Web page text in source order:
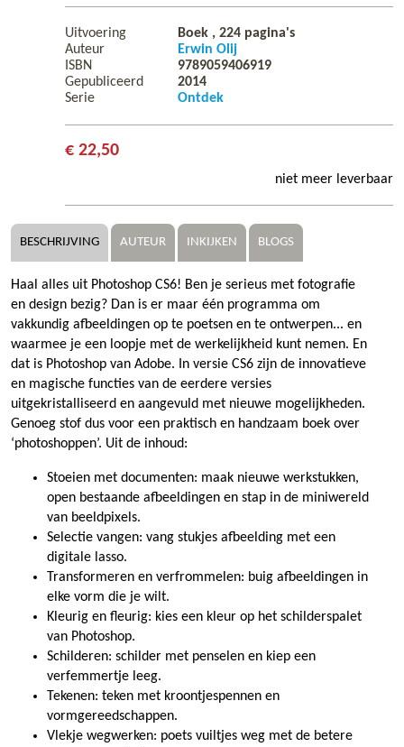
Uitvoering Boek , 224 pagina's
Auteur
Erwin Olij
ISBN
9789059406919
Gepubliceerd
2014
Serie
Ontdek
€ 22,50
niet meer leverbaar
BESCHRIJVING AUTEUR INKIJKEN BLOGS
Haal alles uit Photoshop CS6! Ben je serieus met fotografie
en design bezig? Dan is er maar één programma om
vakkundig afbeeldingen op te poetsen en te ontwerpen... en
waarmee je een loopje met de werkelijkheid kunt nemen. En
dat is Photoshop van Adobe. In versie CS6 zijn de innovatieve
en magische functies van de eerdere versies
uitgekristalliseerd en aangevuld met nieuwe mogelijkheden.
Genoeg stof dus voor een praktisch en handzaam boek over
‘photoshoppen’. Uit de inhoud:
Stoeien met documenten: maak nieuwe werkstukken,
open bestaande afbeeldingen en stap in de miniwereld
van beeldpixels.
Selectie vangen: vang stukjes afbeelding met een
digitale lasso.
Transformeren en verfrommelen: buig afbeeldingen in
elke vorm die je wilt.
Kleurig en fleurig: kies een kleur op het schilderspalet
van Photoshop.
Schilderen: schilder met penselen en kiep een
verfemmertje leeg.
Tekenen: teken met kroontjespennen en
vormgereedschappen.
Vlekje wegwerken: poets vuiltjes weg met de betere